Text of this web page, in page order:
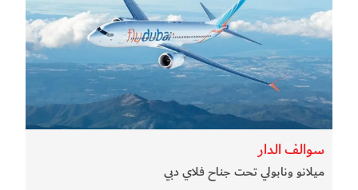
سوالف الدار
ميلانو ونابولي تحت جناح فلاي دبي